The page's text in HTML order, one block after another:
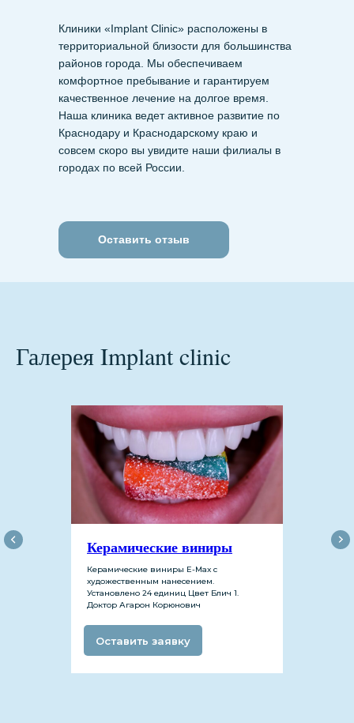
Клиники «Implant Clinic» расположены в
территориальной близости для большинства
районов города. Мы обеспечиваем
комфортное пребывание и гарантируем
качественное лечение на долгое время.
Наша клиника ведет активное развитие по
Краснодару и Краснодарскому краю и
совсем скоро вы увидите наши филиалы в
городах по всей России.
Оставить отзыв
Галерея Implant clinic
Керамические виниры
Керамические виниры Е-Мах с
художественным нанесением.
Установлено 24 единиц Цвет Блич 1.
Доктор Агарон Корюнович
Оставить заявку